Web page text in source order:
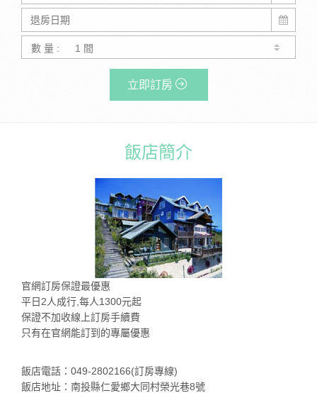
數 量 :
立即訂房
飯店簡介
官網訂房保證最優惠
平日2人成行,每人1300元起
保證不加收線上訂房手續費
只有在官網能訂到的專屬優惠
飯店電話：049-2802166(訂房專線)
飯店地址：南投縣仁愛鄉大同村榮光巷8號